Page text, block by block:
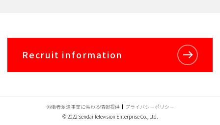
Recruit information
© 2022 Sendai Television Enterprise Co., Ltd.
労働者派遣事業に係わる情報提供 プライバシーポリシー